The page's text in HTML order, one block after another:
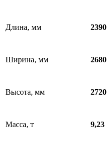
Длина, мм 2390
Ширина, мм 2680
Высота, мм 2720
Масса, т 9,23